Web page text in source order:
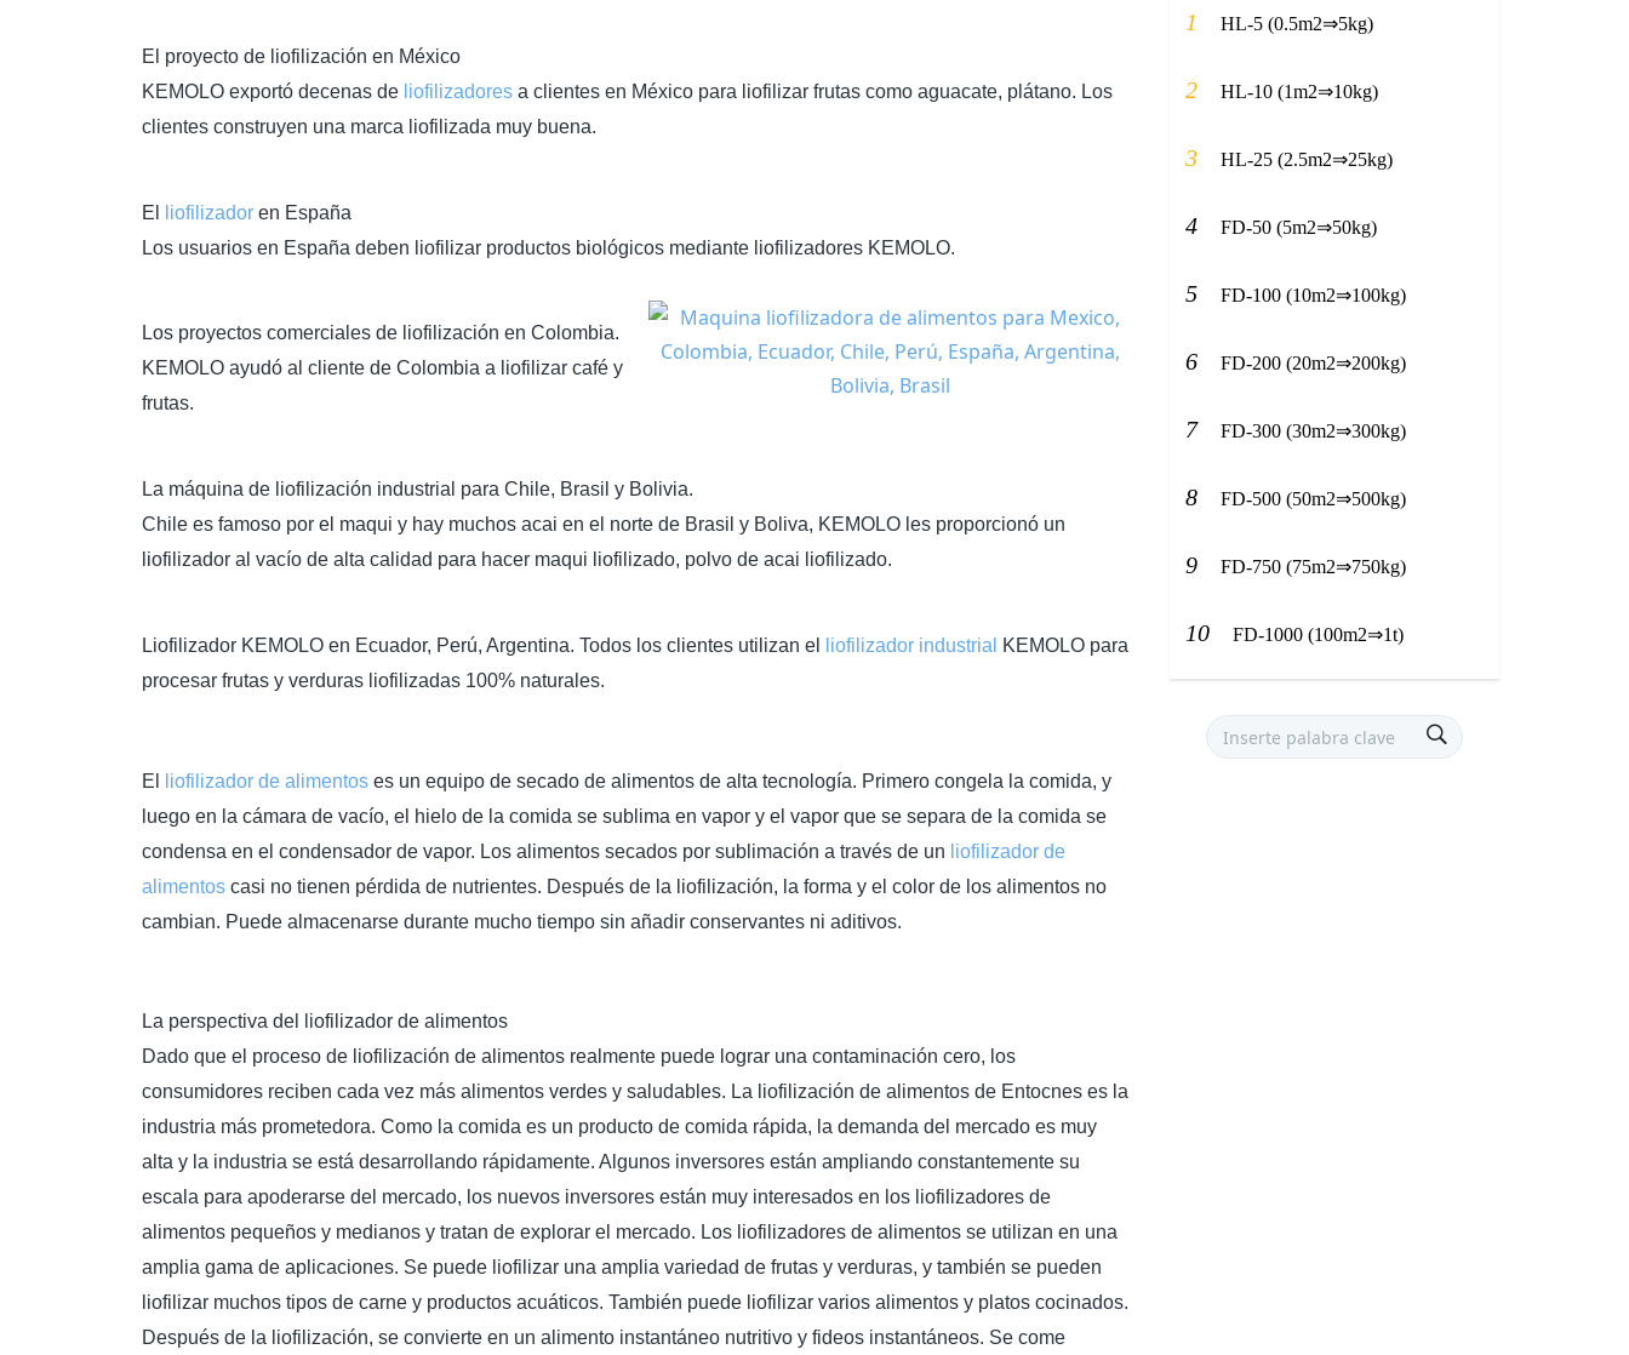
El proyecto de liofilización en México
KEMOLO exportó decenas de liofilizadores a clientes en México para liofilizar frutas como aguacate, plátano. Los
clientes construyen una marca liofilizada muy buena.
El liofilizador en España
Los usuarios en España deben liofilizar productos biológicos mediante liofilizadores KEMOLO.
Los proyectos comerciales de liofilización en Colombia.
KEMOLO ayudó al cliente de Colombia a liofilizar café y
frutas.
La máquina de liofilización industrial para Chile, Brasil y Bolivia.
Chile es famoso por el maqui y hay muchos acai en el norte de Brasil y Boliva, KEMOLO les proporcionó un
liofilizador al vacío de alta calidad para hacer maqui liofilizado, polvo de acai liofilizado.
Liofilizador KEMOLO en Ecuador, Perú, Argentina. Todos los clientes utilizan el liofilizador industrial
KEMOLO para
procesar frutas y verduras liofilizadas 100% naturales.
El liofilizador de alimentos es un equipo de secado de alimentos de alta tecnología. Primero congela la comida, y
luego en la cámara de vacío, el hielo de la comida se sublima en vapor y el vapor que se separa de la comida se
condensa en el condensador de vapor. Los alimentos secados por sublimación a través de un liofilizador de
alimentos casi no tienen pérdida de nutrientes. Después de la liofilización, la forma y el color de los alimentos no
cambian. Puede almacenarse durante mucho tiempo sin añadir conservantes ni aditivos.
La perspectiva del liofilizador de alimentos
Dado que el proceso de liofilización de alimentos realmente puede lograr una contaminación cero, los
consumidores reciben cada vez más alimentos verdes y saludables. La liofilización de alimentos de Entocnes es la
industria más prometedora. Como la comida es un producto de comida rápida, la demanda del mercado es muy
alta y la industria se está desarrollando rápidamente. Algunos inversores están ampliando constantemente su
escala para apoderarse del mercado, los nuevos inversores están muy interesados en los liofilizadores de
alimentos pequeños y medianos y tratan de explorar el mercado. Los liofilizadores de alimentos se utilizan en una
amplia gama de aplicaciones. Se puede liofilizar una amplia variedad de frutas y verduras, y también se pueden
liofilizar muchos tipos de carne y productos acuáticos. También puede liofilizar varios alimentos y platos cocinados.
Después de la liofilización, se convierte en un alimento instantáneo nutritivo y fideos instantáneos. Se come
1 HL-5 (0.5m2⇒5kg)
2 HL-10 (1m2⇒10kg)
3 HL-25 (2.5m2⇒25kg)
4 FD-50 (5m2⇒50kg)
5 FD-100 (10m2⇒100kg)
6 FD-200 (20m2⇒200kg)
7 FD-300 (30m2⇒300kg)
8 FD-500 (50m2⇒500kg)
9 FD-750 (75m2⇒750kg)
10 FD-1000 (100m2⇒1t)